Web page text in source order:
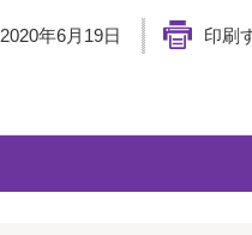
2020年6月19日 印刷